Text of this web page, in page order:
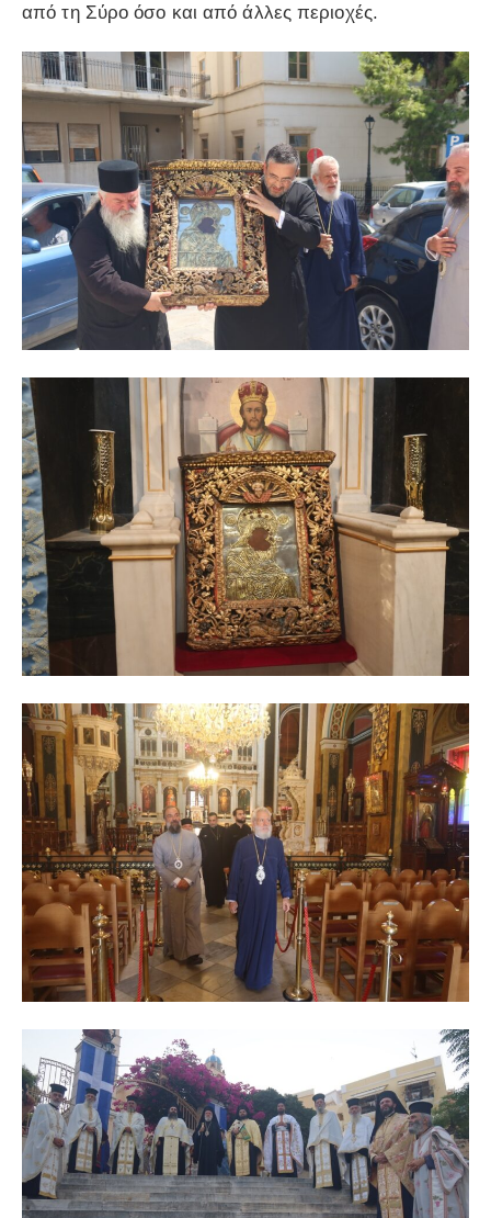
από τη Σύρο όσο και από άλλες περιοχές.